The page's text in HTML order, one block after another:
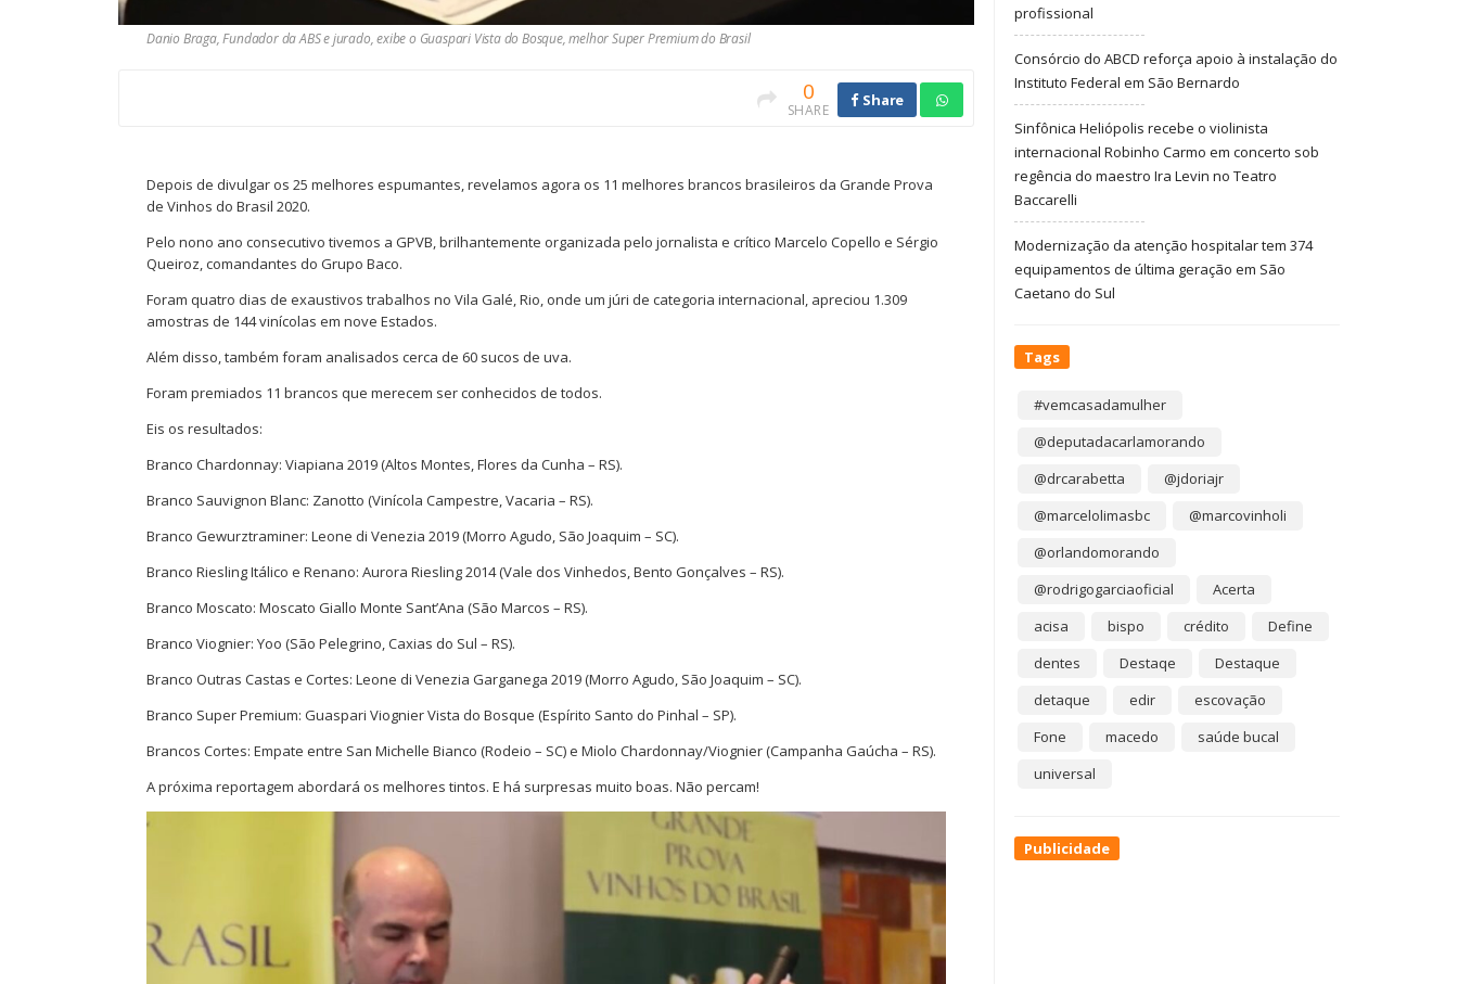
Danio Braga, Fundador da ABS e jurado, exibe o Guaspari Vista do Bosque, melhor Super Premium do Brasil
0
SHARE
Share
Depois de divulgar os 25 melhores espumantes, revelamos agora os 11 melhores brancos brasileiros da Grande Prova
de Vinhos do Brasil 2020.
Pelo nono ano consecutivo tivemos a GPVB, brilhantemente organizada pelo jornalista e crítico Marcelo Copello e Sérgio
Queiroz, comandantes do Grupo Baco.
Foram quatro dias de exaustivos trabalhos no Vila Galé, Rio, onde um júri de categoria internacional, apreciou 1.309
amostras de 144 vinícolas em nove Estados.
Além disso, também foram analisados cerca de 60 sucos de uva.
Foram premiados 11 brancos que merecem ser conhecidos de todos.
Eis os resultados:
Branco Chardonnay: Viapiana 2019 (Altos Montes, Flores da Cunha – RS).
Branco Sauvignon Blanc: Zanotto (Vinícola Campestre, Vacaria – RS).
Branco Gewurztraminer: Leone di Venezia 2019 (Morro Agudo, São Joaquim – SC).
Branco Riesling Itálico e Renano: Aurora Riesling 2014 (Vale dos Vinhedos, Bento Gonçalves – RS).
Branco Moscato: Moscato Giallo Monte Sant’Ana (São Marcos – RS).
Branco Viognier: Yoo (São Pelegrino, Caxias do Sul – RS).
Branco Outras Castas e Cortes: Leone di Venezia Garganega 2019 (Morro Agudo, São Joaquim – SC).
Branco Super Premium: Guaspari Viognier Vista do Bosque (Espírito Santo do Pinhal – SP).
Brancos Cortes: Empate entre San Michelle Bianco (Rodeio – SC) e Miolo Chardonnay/Viognier (Campanha Gaúcha – RS).
A próxima reportagem abordará os melhores tintos. E há surpresas muito boas. Não percam!
profissional
Consórcio do ABCD reforça apoio à instalação do
Instituto Federal em São Bernardo
Sinfônica Heliópolis recebe o violinista
internacional Robinho Carmo em concerto sob
regência do maestro Ira Levin no Teatro
Baccarelli
Modernização da atenção hospitalar tem 374
equipamentos de última geração em São
Caetano do Sul
Tags
#vemcasadamulher
@deputadacarlamorando
@drcarabetta
@jdoriajr
@marcelolimasbc
@marcovinholi
@orlandomorando
@rodrigogarciaoficial
Acerta
acisa
bispo crédito
Define
dentes
Destaqe
Destaque
detaque
edir
escovação
Fone
macedo
saúde bucal
universal
Publicidade